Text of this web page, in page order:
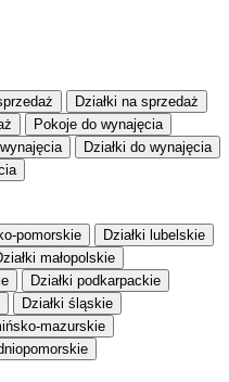
Działki na sprzedaż
Pokoje do wynajęcia
Działki do wynajęcia
pomorskie
Działki lubelskie
małopolskie
Działki podkarpackie
Działki śląskie
mazurskie